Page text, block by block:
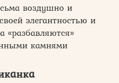
воздушно и
элегантностью и
«разбавляются»
камнями